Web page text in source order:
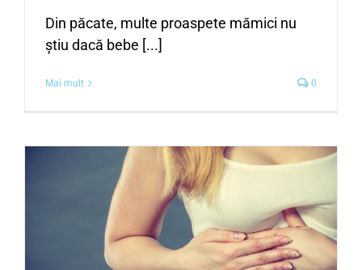
Din păcate, multe proaspete mămici nu
știu dacă bebe [...]
Mai mult 0